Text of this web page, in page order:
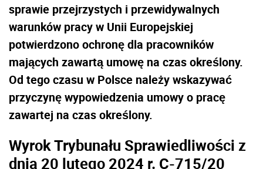
sprawie przejrzystych i przewidywalnych
warunków pracyw Unii Europejskiej
potwierdzono ochronę dla pracowników
mających zawartą umowę na czas określony.
Od tego czasu w Polsce należy wskazywać
przyczynę wypowiedzenia umowy o pracę
zawartej na czas określony.
Wyrok Trybunału Sprawiedliwości z
dnia 20 lutego 2024 r. C-715/20